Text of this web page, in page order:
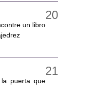
un libro
puerta que